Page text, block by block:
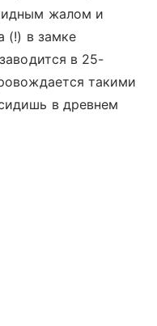
жалом и
(!) в замке
в 25-
такими
в древнем